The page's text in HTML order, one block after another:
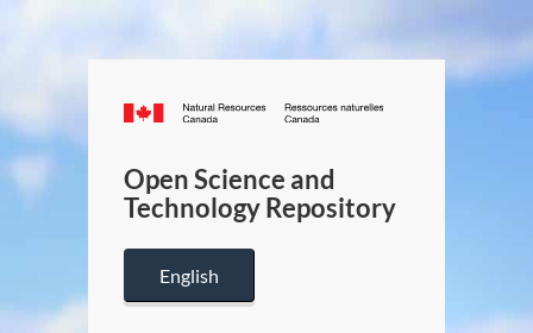
Canada.ca
/
Canada
Open Science and
Technology Repository
English